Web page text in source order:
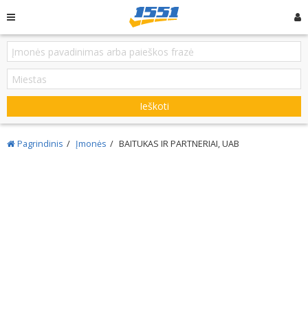
Ieškoti
Pagrindinis Įmonės BAITUKAS IR PARTNERIAI, UAB